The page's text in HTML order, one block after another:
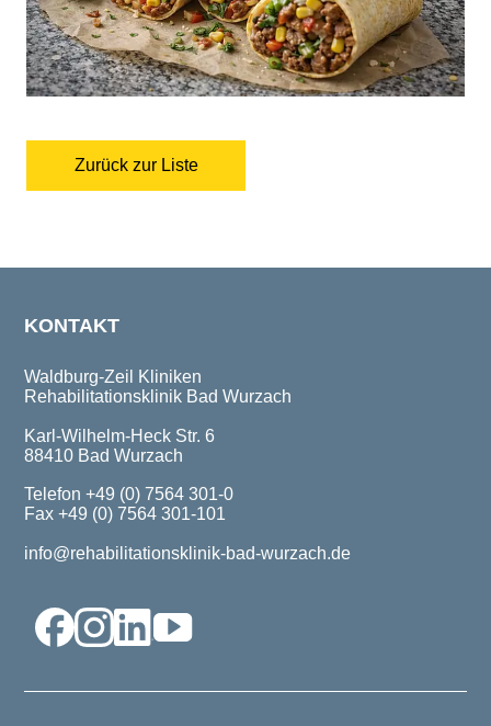
Zurück zur Liste
KONTAKT
Waldburg-Zeil Kliniken
Rehabilitationsklinik Bad Wurzach
Karl-Wilhelm-Heck Str. 6
88410 Bad Wurzach
Telefon +49 (0) 7564 301-0
Fax +49 (0) 7564 301-101
info@rehabilitationsklinik-bad-wurzach.de